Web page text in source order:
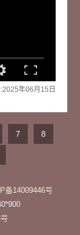
年06月15日
7 8
备14009446号